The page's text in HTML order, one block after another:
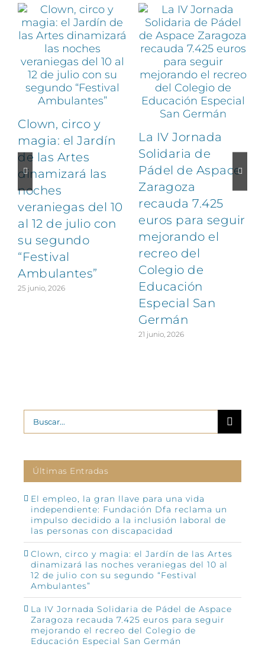
Clown, circo y
magia: el Jardín
de las Artes
dinamizará las
noches
veraniegas del 10
al 12 de julio con
su segundo
“Festival
Ambulantes”
25 junio, 2026
La IV Jornada
Solidaria de
Pádel de Aspace
Zaragoza
recauda 7.425
euros para seguir
mejorando el
recreo del
Colegio de
Educación
Especial San
Germán
21 junio, 2026
Buscar:
Últimas Entradas
El empleo, la gran llave para una vida
independiente: Fundación Dfa reclama un
impulso decidido a la inclusión laboral de
las personas con discapacidad
Clown, circo y magia: el Jardín de las Artes
dinamizará las noches veraniegas del 10 al
12 de julio con su segundo “Festival
Ambulantes”
La IV Jornada Solidaria de Pádel de Aspace
Zaragoza recauda 7.425 euros para seguir
mejorando el recreo del Colegio de
Educación Especial San Germán